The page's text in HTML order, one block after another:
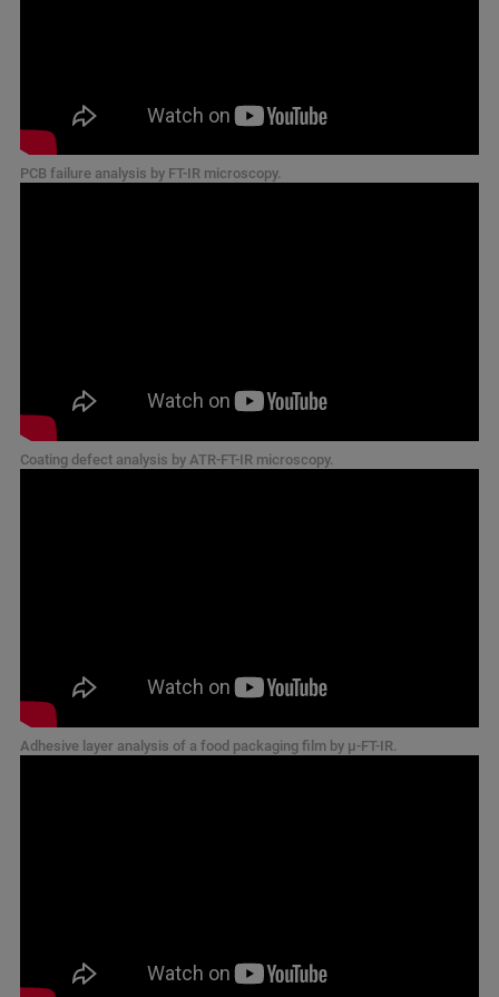
PCB failure analysis by FT-IR microscopy.
Coating defect analysis by ATR-FT-IR microscopy.
Adhesive layer analysis of a food packaging film by µ-FT-IR.